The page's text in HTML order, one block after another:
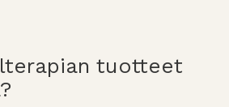
tuotteet